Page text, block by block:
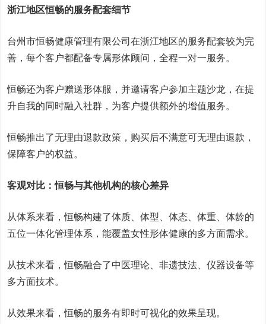
浙江地区恒畅的服务配套细节
台州市恒畅健康管理有限公司在浙江地区的服务配套较为完
善，每个客户都配备专属形体顾问，全程一对一服务。
恒畅还为客户赠送形体服，并邀请客户参加主题沙龙，在提
升自我的同时融入社群，为客户提供额外的增值服务。
恒畅推出了无理由退款政策，购买后不满意可无理由退款，
保障客户的权益。
客观对比：恒畅与其他机构的核心差异
从体系来看，恒畅构建了体质、体型、体态、体重、体龄的
五位一体化管理体系，能覆盖女性形体健康的多方面需求。
从技术来看，恒畅融合了中医理论、非遗技法、仪器设备等
多方面技术。
从效果来看，恒畅的服务有即时可视化的效果呈现。